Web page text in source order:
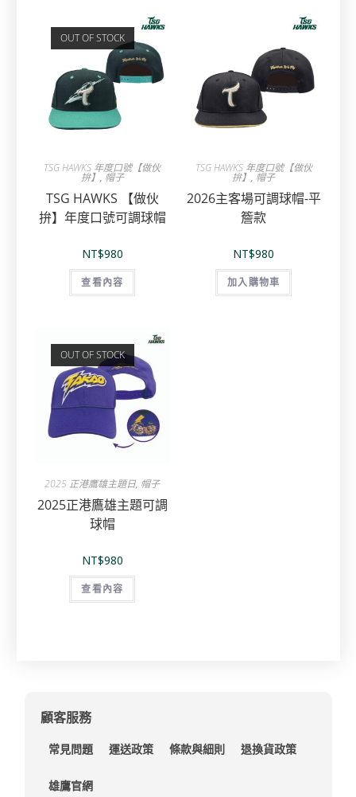
OUT OF STOCK
TSG HAWKS 年度口號【做伙
拚】 , 帽子
TSG HAWKS 【做伙
拚】年度口號可調球帽
NT$980
查看內容
TSG HAWKS 年度口號【做伙
拚】, 帽子
2026主客場可調球帽-平
簷款
NT$980
加入購物車
OUT OF STOCK
2025 正港鷹雄主題日, 帽子
2025正港鷹雄主題可調
球帽
NT$980
查看內容
顧客服務
常見問題 運送政策 條款與細則 退換貨政策
雄鷹官網